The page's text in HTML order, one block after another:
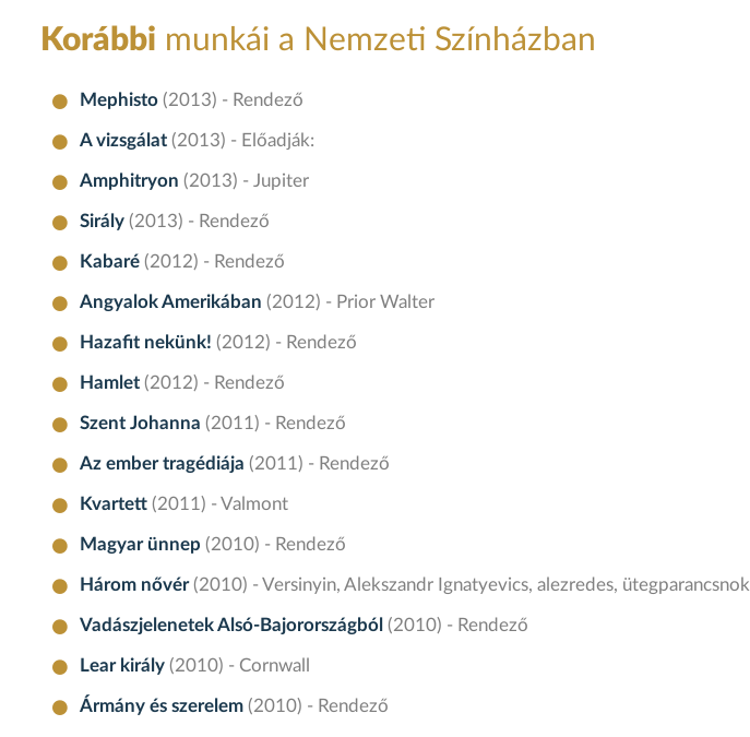
Korábbi munkái a Nemzeti Színházban
Mephisto (2013) - Rendező
A vizsgálat (2013) - Előadják:
Amphitryon (2013) - Jupiter
Sirály (2013) - Rendező
Kabaré (2012) - Rendező
Angyalok Amerikában (2012) - Prior Walter
Hazafit nekünk! (2012) - Rendező
Hamlet (2012) - Rendező
Szent Johanna (2011) - Rendező
Az ember tragédiája (2011) - Rendező
Kvartett (2011) - Valmont
Magyar ünnep (2010) - Rendező
Három nővér(2010) - Versinyin, Alekszandr Ignatyevics, alezredes, ütegparancsnok
Vadászjelenetek Alsó-Bajorországból (2010) - Rendező
Lear király (2010) - Cornwall
Ármány és szerelem (2010) - Rendező